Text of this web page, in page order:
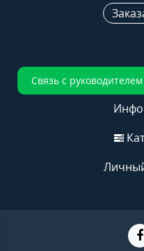
Связь с руководителем